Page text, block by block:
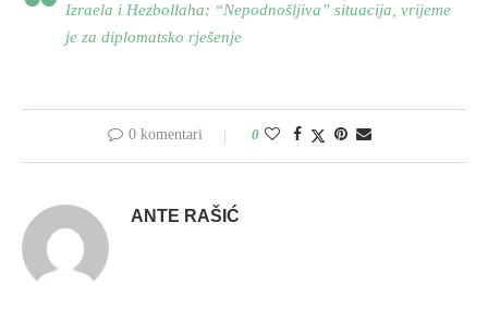
Izraela i Hezbollaha: “Nepodnošljiva” situacija, vrijeme
je za diplomatsko rješenje
0 komentari 0
ANTE RAŠIĆ